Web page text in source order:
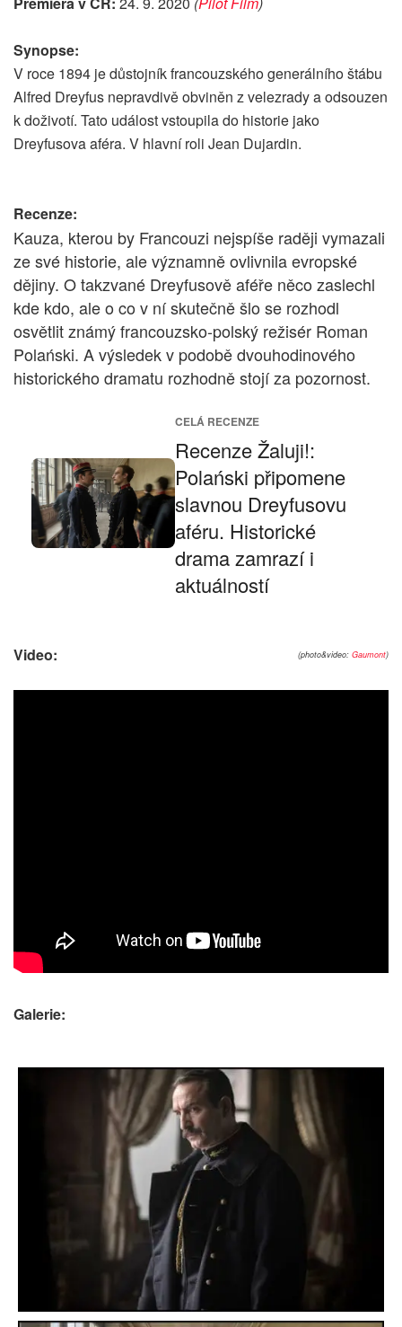
Synopse:
V roce 1894 je důstojník francouzského generálního štábu
Alfred Dreyfus nepravdivě obviněn z velezrady a odsouzen
k doživotí. Tato událost vstoupila do historie jako
Dreyfusova aféra. V hlavní roli Jean Dujardin.
Recenze:
Kauza, kterou by Francouzi nejspíše raději vymazali
ze své historie, ale významně ovlivnila evropské
dějiny. O takzvané Dreyfusově aféře něco zaslechl
kde kdo, ale o co v ní skutečně šlo se rozhodl
osvětlit známý francouzsko-polský režisér Roman
Polański. A výsledek v podobě dvouhodinového
historického dramatu rozhodně stojí za pozornost.
CELÁ RECENZE
Recenze Žaluji!:
Polański připomene
slavnou Dreyfusovu
aféru. Historické
drama zamrazí i
aktuálností
(photo&video: Gaumont)
Video:
Galerie: